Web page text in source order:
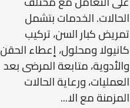
الحالات. الخدمات بتشمل
تمريض كبار السن، تركيب
كانيولا ومحلول، إعطاء الحقن
والأدوية، متابعة المرضى بعد
العمليات، ورعاية الحالات
المزمنة مع الا...